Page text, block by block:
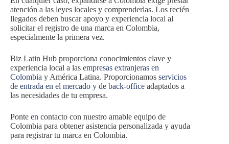
atención a las leyes locales y comprenderlas. Los recién
llegados deben buscar apoyo y experiencia local al
solicitar el registro de una marca en Colombia,
especialmente la primera vez.
Biz Latin Hub proporciona conocimientos clave y
experiencia local a las empresas extranjeras en
Colombia y América Latina. Proporcionamos servicios
de entrada en el mercado y de back-office adaptados a
las necesidades de tu empresa.
Ponte en contacto con nuestro amable equipo de
Colombia para obtener asistencia personalizada y ayuda
para registrar tu marca en Colombia.